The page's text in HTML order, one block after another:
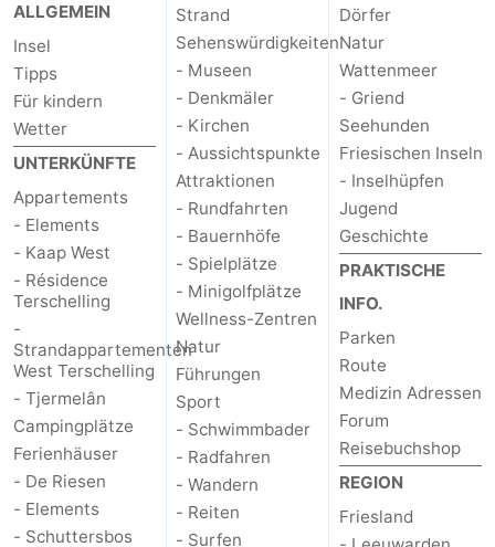
ALLGEMEIN
Insel
Tipps
Für kindern
Wetter
UNTERKÜNFTE
Appartements
- Elements
- Kaap West
- Résidence
Terschelling
-
Strandappartementen
West Terschelling
- Tjermelân
Campingplätze
Ferienhäuser
- De Riesen
- Elements
- Schuttersbos
Strand
Sehenswürdigkeiten
- Museen
- Denkmäler
- Kirchen
- Aussichtspunkte
Attraktionen
- Rundfahrten
- Bauernhöfe
- Spielplätze
- Minigolfplätze
Wellness-Zentren
Natur
Führungen
Sport
- Schwimmbader
- Radfahren
- Wandern
- Reiten
- Surfen
Dörfer
Natur
Wattenmeer
- Griend
Seehunden
Friesischen Inseln
- Inselhüpfen
Jugend
Geschichte
PRAKTISCHE
INFO.
Parken
Route
Medizin Adressen
Forum
Reisebuchshop
REGION
Friesland